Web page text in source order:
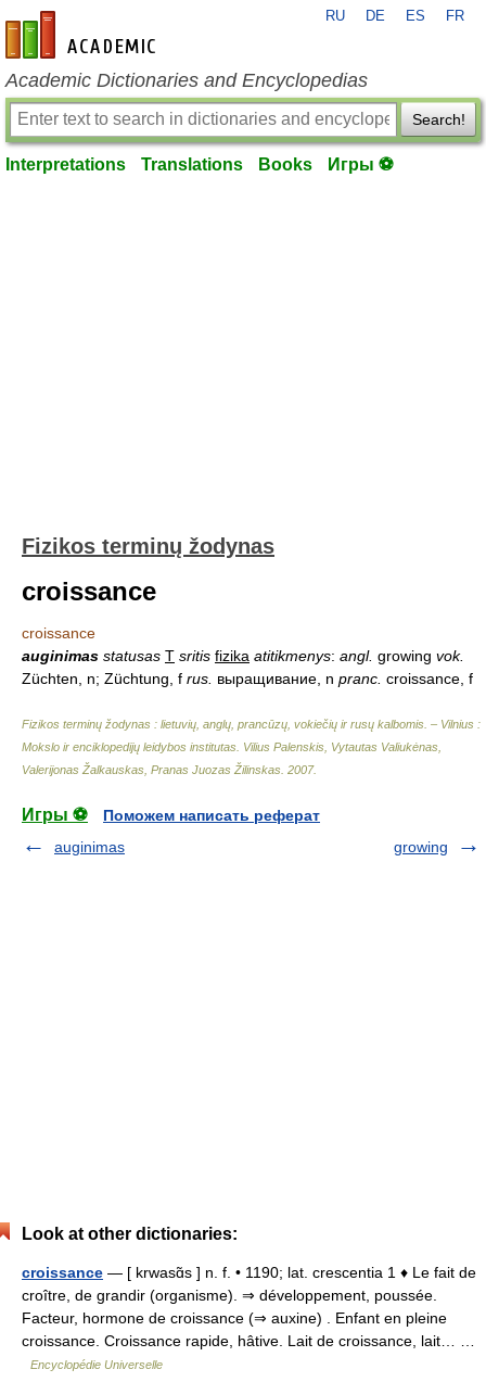
en-academic.com
RU DE ES FR
Academic Dictionaries and Encyclopedias
Search!
Interpretations Translations Books Игры ⚽
Fizikos terminų žodynas
croissance
croissance
auginimas statusas T sritis fizika atitikmenys: angl. growing vok.
Züchten, n; Züchtung, f rus. выращивание, n pranc. croissance, f
Fizikos terminų žodynas : lietuvių, anglų, prancūzų, vokiečių ir rusų kalbomis. – Vilnius :
Mokslo ir enciklopedijų leidybos institutas Vilius Palenskis, Vytautas Valiukėnas,
Valerijonas Žalkauskas, Pranas Juozas Žilinskas 2007.
Игры ⚽
Поможем написать реферат
auginimas
growing
Look at other dictionaries:
croissance — [ krwasɑ̃s ] n. f. • 1190; lat. crescentia 1 ♦ Le fait de
croître, de grandir (organisme). ⇒ développement, poussée.
Facteur, hormone de croissance (⇒ auxine) . Enfant en pleine
croissance. Croissance rapide, hâtive. Lait de croissance, lait… …
Encyclopédie Universelle